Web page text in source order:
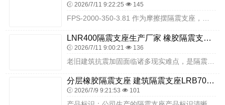
2026/7/11 9:22:25 145
LNR400隔震支座生产厂家 橡胶隔震支座批发 LRB300铅芯橡胶隔震支座多少钱
2026/7/11 9:00:21 136
分层橡胶隔震支座 建筑隔震支座LRB700生产厂家 减高阻尼支座
2026/7/9 9:21:53 101